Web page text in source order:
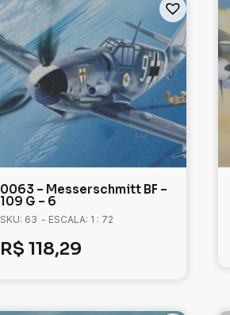
0063 – Messerschmitt BF –
109 G – 6
SKU: 63 - ESCALA: 1 : 72
R$ 118,29